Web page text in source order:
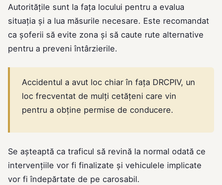
Autoritățile sunt la fața locului pentru a evalua
situația și a lua măsurile necesare. Este recomandat
ca șoferii să evite zona și să caute rute alternative
pentru a preveni întârzierile.
Accidentul a avut loc chiar în fața DRCPIV, un
loc frecventat de mulți cetățeni care vin
pentru a obține permise de conducere.
Se așteaptă ca traficul să revină la normal odată ce
intervențiile vor fi finalizate și vehiculele implicate
vor fi îndepărtate de pe carosabil.